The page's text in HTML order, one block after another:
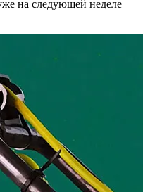
на следующей неделе